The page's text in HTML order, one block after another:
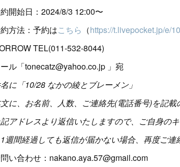
開始日：2024/8/3 12:00〜
方法：予約はこちら （https://t.livepocket.jp/e/
TEL(011-532-8044)
ル「tonecatz@yahoo.co.jp 」宛
に「10/28 なかの綾とブレーメン」
に、お名前、人数、ご連絡先(電話番号)を記載
アドレスより返信いたしますので、ご自身の
1週間経過しても返信が届かない場合、再度ご連
い合わせ：nakano.aya.57@gmail.com